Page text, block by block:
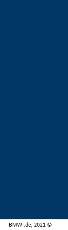
BMWi.de, 2021 ©